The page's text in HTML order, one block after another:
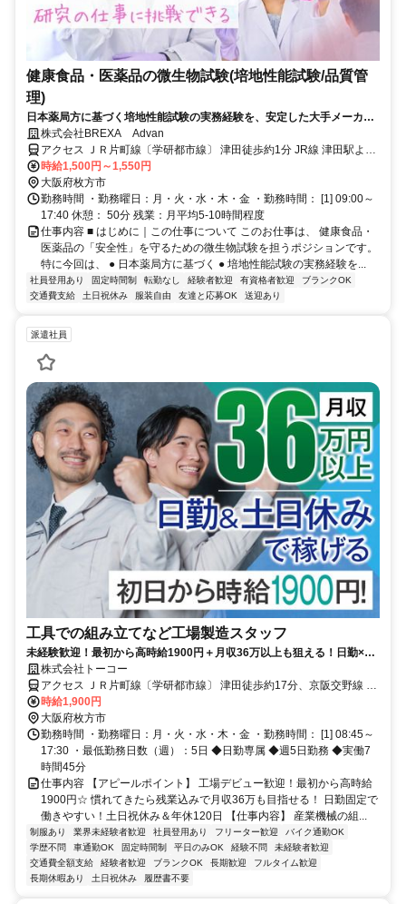
健康食品・医薬品の微生物試験(培地性能試験/品質管
理)
日本薬局方に基づく培地性能試験の実務経験を、安定した大手メーカー
環境で“そのまま”活かしませんか。【残業ほぼなし／無料送迎あり／土
日祝休み】微生物試験に集中できる環境で、品質を支える専門性を、次
のステージへ。
株式会社BREXA Advan
アクセス ＪＲ片町線〔学研都市線〕 津田徒歩約1分 JR線 津田駅より
（バス10分 ※無料送迎バス）
時給1,500円～1,550円
大阪府枚方市
勤務時間 ・勤務曜日：月・火・水・木・金 ・勤務時間： [1] 09:00～
17:40 休憩： 50分 残業：月平均5-10時間程度
仕事内容 ■ はじめに｜この仕事について このお仕事は、 健康食品・
医薬品の「安全性」を守るための微生物試験を担うポジションです。
特に今回は、 ● 日本薬局方に基づく ● 培地性能試験の実務経験を...
社員登用あり 固定時間制 転勤なし 経験者歓迎 有資格者歓迎
ブランクOK
交通費支給
土日祝休み 服装自由 友達と応募OK 送迎あり
派遣社員
工具での組み立てなど工場製造スタッフ
未経験歓迎！最初から高時給1900円＋月収36万以上も狙える！日勤×土
日祝休みで無理なく続けられる環境◎
株式会社トーコー
アクセス ＪＲ片町線〔学研都市線〕 津田徒歩約17分、京阪交野線 村
野徒歩約40分、京阪本線 枚方市2番口徒歩約56分 寝屋川市や交野
市、八幡市、高槻市、京田辺市、門真市などから通うスタッフもいま
す！
時給1,900円
大阪府枚方市
勤務時間 ・勤務曜日：月・火・水・木・金 ・勤務時間： [1] 08:45～
17:30 ・最低勤務日数（週）：5日 ◆日勤専属 ◆週5日勤務 ◆実働7
時間45分
仕事内容 【アピールポイント】 工場デビュー歓迎！最初から高時給
1900円☆ 慣れてきたら残業込みで月収36万も目指せる！ 日勤固定で
働きやすい！土日祝休み＆年休120日 【仕事内容】 産業機械の組...
制服あり 業界未経験者歓迎 社員登用あり フリーター歓迎
バイク通勤OK
学歴不問
車通勤OK 固定時間制 平日のみOK 経験不問
未経験者歓迎
交通費全額支給
経験者歓迎 ブランクOK 長期歓迎
フルタイム歓迎
長期休暇あり
土日祝休み 履歴書不要